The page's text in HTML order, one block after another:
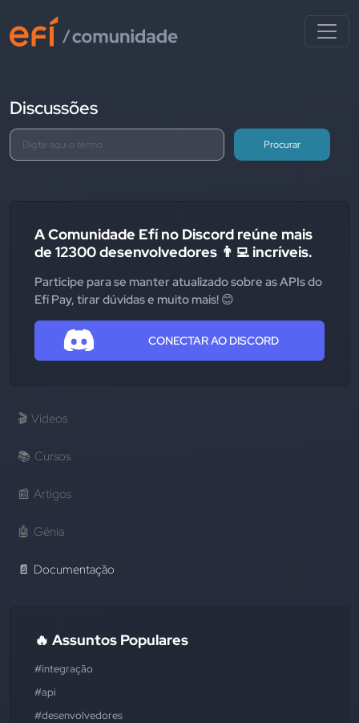
Discussões
Procurar
A Comunidade Efí no Discord reúne mais
de 12300 desenvolvedores 👨‍💻 incríveis.
Participe para se manter atualizado sobre as APIs do
Efí Pay, tirar dúvidas e muito mais! 😊
CONECTAR AO DISCORD
🎬 Vídeos
📚 Cursos
📰 Artigos
🤖 Gênia
📄 Documentação
🔥 Assuntos Populares
#integração
#api
#desenvolvedores